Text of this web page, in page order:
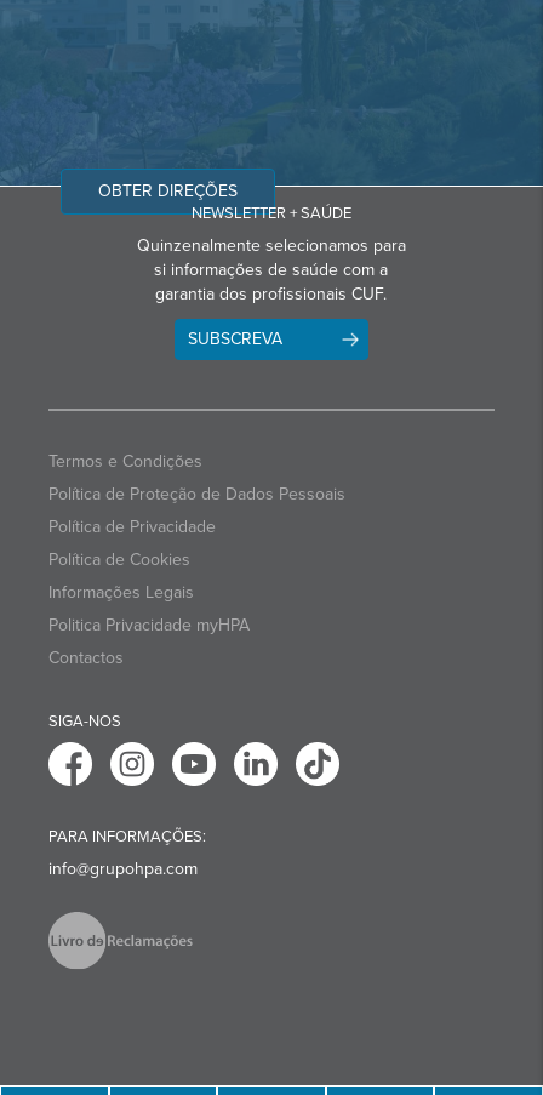
OBTER DIREÇÕES
NEWSLETTER + SAÚDE
Quinzenalmente selecionamos para
si informações de saúde com a
garantia dos profissionais CUF.
SUBSCREVA
Termos e Condições
Política de Proteção de Dados Pessoais
Política de Privacidade
Política de Cookies
Informações Legais
Politica Privacidade myHPA
Contactos
SIGA-NOS
PARA INFORMAÇÕES:
info@grupohpa.com